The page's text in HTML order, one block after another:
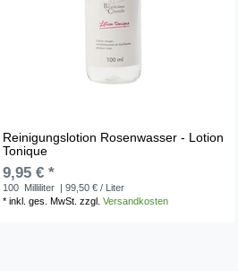
Reinigungslotion Rosenwasser - Lotion
Tonique
9,95 € *
100 Milliliter | 99,50 € / Liter
*inkl. ges. MwSt. zzgl.Versandkosten